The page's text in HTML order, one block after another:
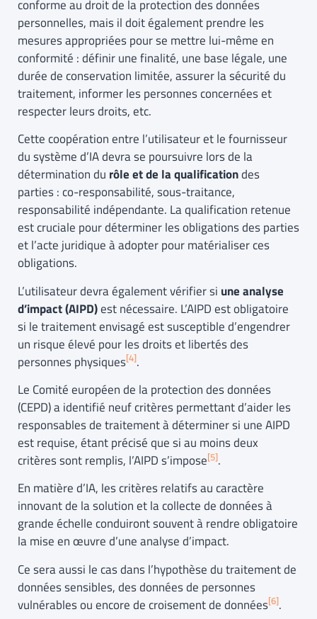
conforme au droit de la protection des données
personnelles, mais il doit également prendre les
mesures appropriées pour se mettre lui-même en
conformité : définir une finalité, une base légale, une
durée de conservation limitée, assurer la sécurité du
traitement, informer les personnes concernées et
respecter leurs droits, etc.
Cette coopération entre l’utilisateur et le fournisseur
du système d’IA devra se poursuivre lors de la
détermination du rôle et de la qualificationdes
parties : co-responsabilité, sous-traitance,
responsabilité indépendante. La qualification retenue
est cruciale pour déterminer les obligations des parties
et l’acte juridique à adopter pour matérialiser ces
obligations.
L’utilisateur devra également vérifier si une analyse
d’impact (AIPD)est nécessaire. L’AIPD est obligatoire
si le traitement envisagé est susceptible d’engendrer
un risque élevé pour les droits et libertés des
personnes physiques[4].
Le Comité européen de la protection des données
(CEPD) a identifié neuf critères permettant d’aider les
responsables de traitement à déterminer si une AIPD
est requise, étant précisé que si au moins deux
critères sont remplis, l’AIPD s’impose[5].
En matière d’IA, les critères relatifs au caractère
innovant de la solution et la collecte de données à
grande échelle conduiront souvent à rendre obligatoire
la mise en œuvre d’une analyse d’impact.
Ce sera aussi le cas dans l’hypothèse du traitement de
données sensibles, des données de personnes
vulnérables ou encore de croisement de données[6].